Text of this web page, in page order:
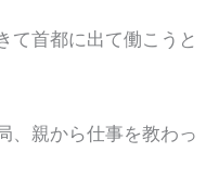
首都に出て働こうと
親から仕事を教わっ